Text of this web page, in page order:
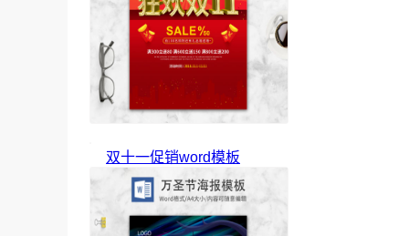
双十一促销word模板